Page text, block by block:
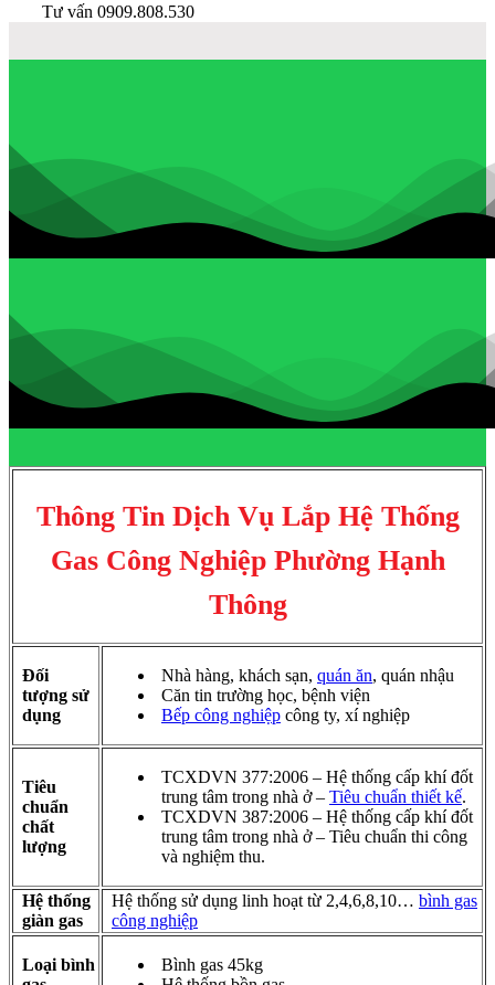
Tư vấn 0909.808.530
Thông Tin Dịch Vụ Lắp Hệ Thống
Gas Công Nghiệp Phường Hạnh
Thông
Đối
tượng sử
dụng
Nhà hàng, khách sạn, quán ăn, quán nhậu
Căn tin trường học, bệnh viện
Bếp công nghiệp công ty, xí nghiệp
Tiêu
chuẩn
chất
lượng
TCXDVN 377:2006 – Hệ thống cấp khí đốt
trung tâm trong nhà ở – Tiêu chuẩn thiết kế.
TCXDVN 387:2006 – Hệ thống cấp khí đốt
trung tâm trong nhà ở – Tiêu chuẩn thi công
và nghiệm thu.
Hệ thống
giàn gas
Hệ thống sử dụng linh hoạt từ 2,4,6,8,10… bình gas
công nghiệp
Loại bình
Bình gas 45kg